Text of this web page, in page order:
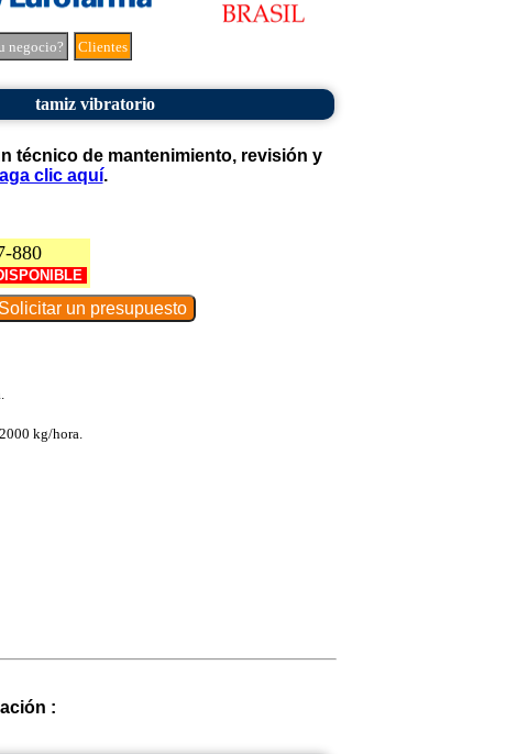
negocio? Clientes
tamiz vibratorio
técnico de mantenimiento, revisión y
clic aquí.
880
kg/hora.
: